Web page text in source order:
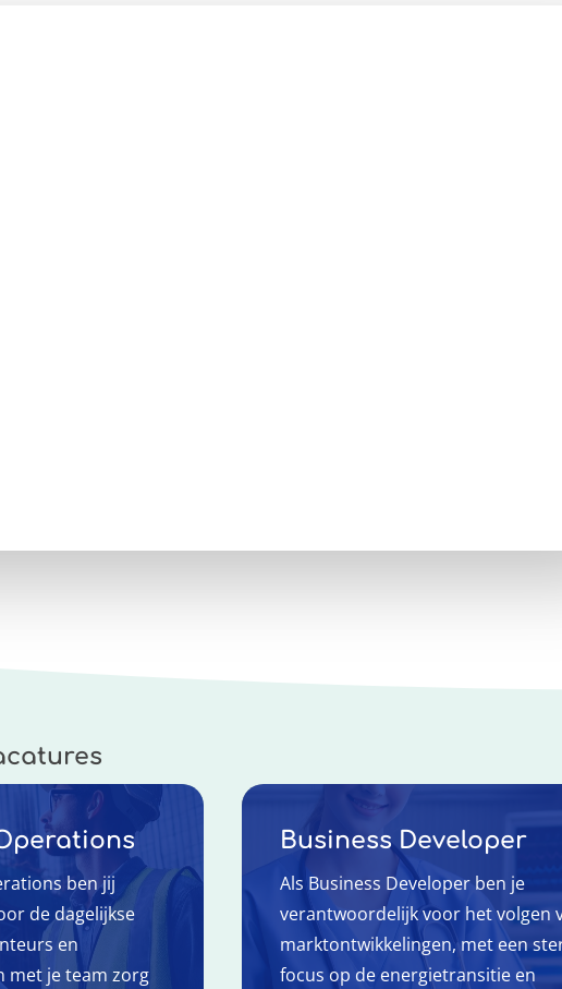
ben jij
de dagelijkse
en
met je team zorg
Business Developer
Als Business Developer ben je
verantwoordelijk voor het volgen
marktontwikkelingen, met een
focus op de energietransitie en